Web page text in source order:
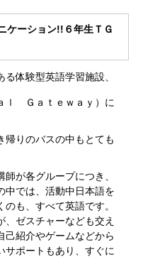
ケーション!!６年生ＴＧ
体験型英語学習施設、
ｌ Ｇａｔｅｗａｙ）に
りのバスの中もとても
が各グループにつき、
中では、活動中日本語を
も、すべて英語です。
、ゼスチャーなども交え
己紹介やゲームなどから
サポートもあり、すぐに